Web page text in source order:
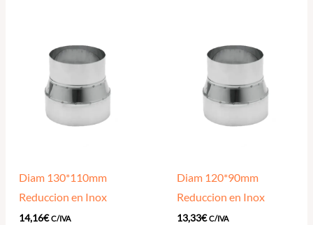
Diam 130*110mm
Reduccion en Inox
14,16€ C/IVA
Diam 120*90mm
Reduccion en Inox
13,33€ C/IVA